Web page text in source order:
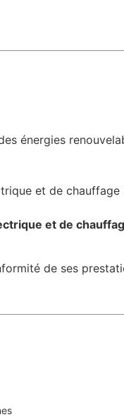
énergies
et de
et de
de ses